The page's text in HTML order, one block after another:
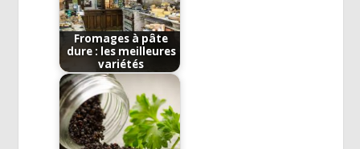
Fromages à pâte
dure : les meilleures
variétés